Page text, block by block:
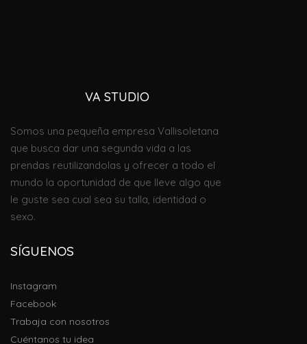
VA STUDIO
Somos una pequeña empresa Vallisoletana
que busca dar una segunda vida a las
prendas reutilizandolas y ofrecer a todo el
mundo la oportunidad de que lleve algo que
le guste sea cual sea su talla, identidad o
sexo.
SÍGUENOS
Instagram
Facebook
Trabaja con nosotros
Cuéntanos tu idea